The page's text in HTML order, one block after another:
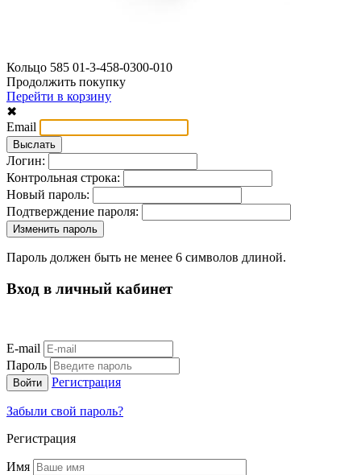
Кольцо 585 01-3-458-0300-010
Продолжить покупку
Перейти в корзину
✖
Email
Логин:
Контрольная строка:
Новый пароль:
Подтверждение пароля:
Пароль должен быть не менее 6 символов длиной.
Вход в личный кабинет
E-mail
Пароль
Регистрация
Забыли свой пароль?
Регистрация
Имя